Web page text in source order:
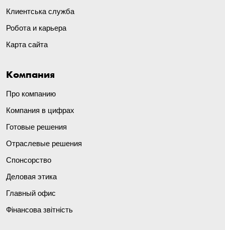
Клиентська служба
Робота и карьера
Карта сайта
Компания
Про компанию
Компания в цифрах
Готовые решения
Отраслевые решения
Спонсорство
Деловая этика
Главный офис
Фінансова звітність